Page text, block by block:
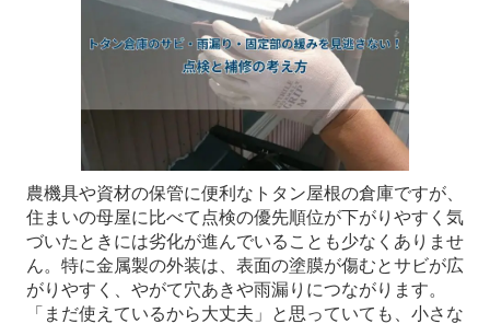
農機具や資材の保管に便利なトタン屋根の倉庫ですが、
住まいの母屋に比べて点検の優先順位が下がりやすく気
づいたときには劣化が進んでいることも少なくありませ
ん。特に金属製の外装は、表面の塗膜が傷むとサビが広
がりやすく、やがて穴あきや雨漏りにつながります。
「まだ使えているから大丈夫」と思っていても、小さな